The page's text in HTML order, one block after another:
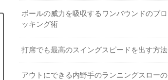
ボールの威力を吸収するワンバウンドのブロ
ッキング術
打席でも最高のスイングスピードを出す方法
アウトにできる内野手のランニングスローの